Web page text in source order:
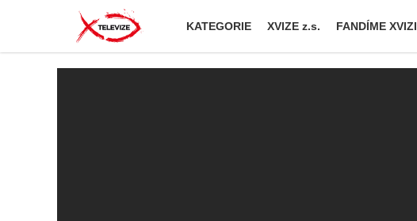
KATEGORIE XVIZE z.s. FANDÍME XVIZI